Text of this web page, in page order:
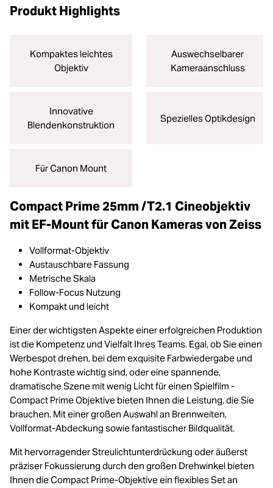
Produkt Highlights
Kompaktes leichtes
Objektiv
Auswechselbarer
Kameraanschluss
Innovative
Blendenkonstruktion
Spezielles Optikdesign
Für Canon Mount
Compact Prime 25mm /T2.1 Cineobjektiv
mit EF-Mount für Canon Kameras von Zeiss
Vollformat-Objektiv
Austauschbare Fassung
Metrische Skala
Follow-Focus Nutzung
Kompakt und leicht
Einer der wichtigsten Aspekte einer erfolgreichen Produktion
ist die Kompetenz und Vielfalt Ihres Teams. Egal, ob Sie einen
Werbespot drehen, bei dem exquisite Farbwiedergabe und
hohe Kontraste wichtig sind, oder eine spannende,
dramatische Szene mit wenig Licht für einen Spielfilm -
Compact Prime Objektive bieten Ihnen die Leistung, die Sie
brauchen. Mit einer großen Auswahl an Brennweiten,
Vollformat-Abdeckung sowie fantastischer Bildqualität.
Mit hervorragender Streulichtunterdrückung oder äußerst
präziser Fokussierung durch den großen Drehwinkel bieten
Ihnen die Compact Prime-Objektive ein flexibles Set an